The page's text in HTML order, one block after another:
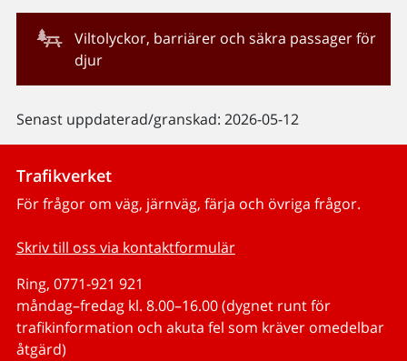
Viltolyckor, barriärer och säkra passager för
djur
Senast uppdaterad/granskad: 2026-05-12
Trafikverket
För frågor om väg, järnväg, färja och övriga frågor.
Skriv till oss via kontaktformulär
Ring, 0771-921 921
måndag–fredag kl. 8.00–16.00 (dygnet runt för
trafikinformation och akuta fel som kräver omedelbar
åtgärd)